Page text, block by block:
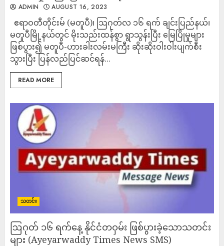
ADMIN AUGUST 16, 2023
ဧရာဝတီတိုင်းမ် (မတူပီ)၊ ဩဂုတ်လ ၁၆ ရက် ချင်းပြည်နယ်၊
မတူပီမြို့နယ်တွင် မိုးသည်းထန်စွာ ရွာသွန်းပြီး မြေပြိုမှုများ
ဖြစ်ပွား၍ မတူပီ-ဟားခါးလမ်းမကြီး ဆိုးဆိုးဝါးဝါးပျက်စီး
သွားပြီး ပြန်လည်ပြင်ဆင်ရန်...
READ MORE
သတင်း
ဩဂုတ် ၁၆ ရက်နေ့ နိုင်ငံတဝှမ်း ဖြစ်ပွားခဲ့သောသတင်း
များ (Ayeyarwaddy Times News SMS)